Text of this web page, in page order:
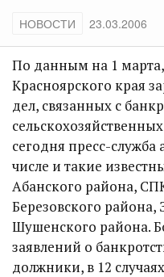
НОВОСТИ 23.03.2006
По данным на 1
Красноярского края
дел, связанных с
сегодня пресс-служба
числе и такие
Абанского района,
Березовского района,
Шушенского района.
заявлений о
должники, в 12